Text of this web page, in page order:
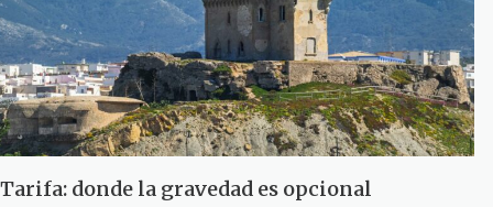
Tarifa: donde la gravedad es opcional